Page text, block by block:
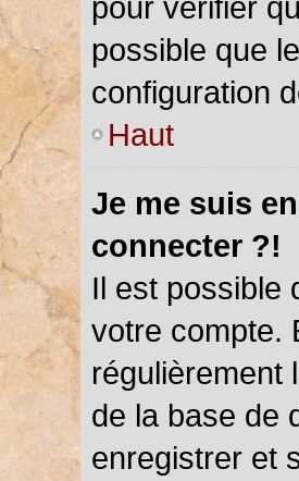
possible que
configuration
Haut
Je me suis
connecter ?!
Il est possible
votre compte.
régulièrement
de la base de
enregistrer et